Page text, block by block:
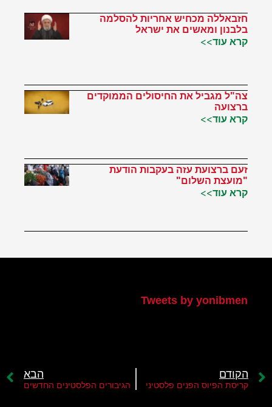
חזבאללה מכחיש אחריות להסלמה
בלבנון ומאשים את ישראל
קרא עוד>>
צה"ל מגביל את החיסולים הממוקדים
ברצועה
קרא עוד>>
זעם ברצועת עזה בעקבות הודעת
"מועצת השלום"
קרא עוד>>
Tweets by yonibmen
הקודם
קריסת הפיוס הפנים פלסטיני
הבא
הגיבורים הפלסטינים החדשים